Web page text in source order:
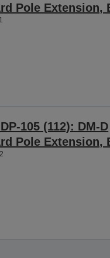
Pole Extension,
105 (112): DM-D
Pole Extension,